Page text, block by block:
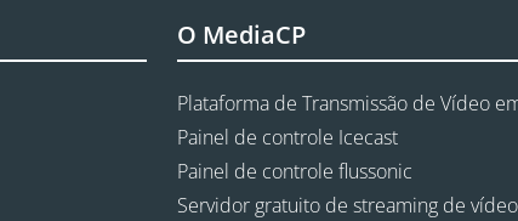
O MediaCP
Plataforma de Transmissão de Vídeo
Painel de controle Icecast
Painel de controle flussonic
Servidor gratuito de streaming de